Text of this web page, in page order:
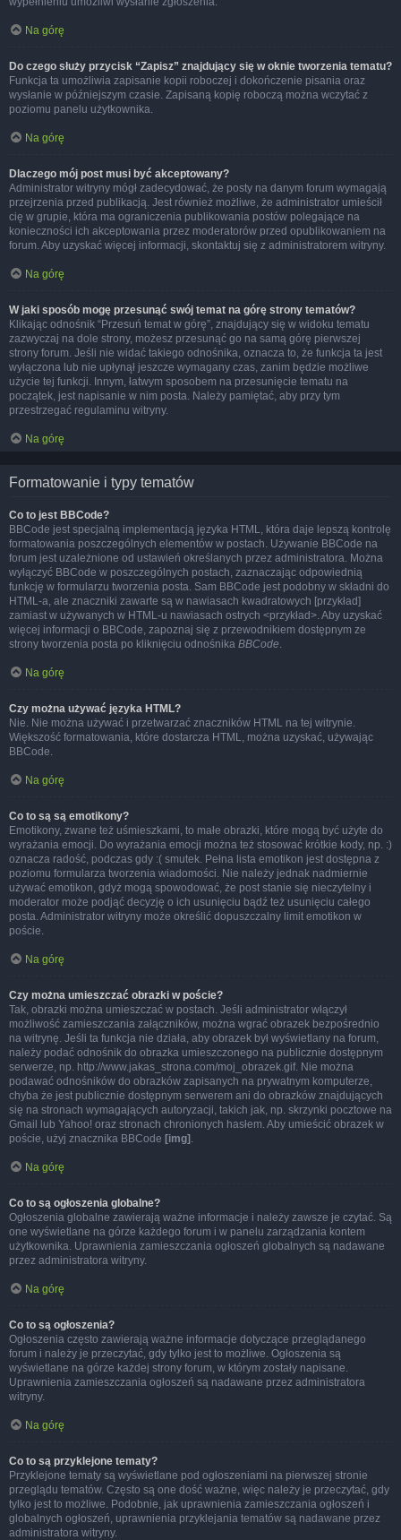
Na górę
Do czego służy przycisk “Zapisz” znajdujący się w oknie tworzenia tematu?
Funkcja ta umożliwia zapisanie kopii roboczej i dokończenie pisania oraz
wysłanie w późniejszym czasie. Zapisaną kopię roboczą można wczytać z
poziomu panelu użytkownika.
Na górę
Dlaczego mój post musi być akceptowany?
Administrator witryny mógł zadecydować, że posty na danym forum wymagają
przejrzenia przed publikacją. Jest również możliwe, że administrator umieścił
cię w grupie, która ma ograniczenia publikowania postów polegające na
konieczności ich akceptowania przez moderatorów przed opublikowaniem na
forum. Aby uzyskać więcej informacji, skontaktuj się z administratorem witryny.
Na górę
W jaki sposób mogę przesunąć swój temat na górę strony tematów?
Klikając odnośnik “Przesuń temat w górę”, znajdujący się w widoku tematu
zazwyczaj na dole strony, możesz przesunąć go na samą górę pierwszej
strony forum. Jeśli nie widać takiego odnośnika, oznacza to, że funkcja ta jest
wyłączona lub nie upłynął jeszcze wymagany czas, zanim będzie możliwe
użycie tej funkcji. Innym, łatwym sposobem na przesunięcie tematu na
początek, jest napisanie w nim posta. Należy pamiętać, aby przy tym
przestrzegać regulaminu witryny.
Na górę
Formatowanie i typy tematów
Co to jest BBCode?
BBCode jest specjalną implementacją języka HTML, która daje lepszą kontrolę
formatowania poszczególnych elementów w postach. Używanie BBCode na
forum jest uzależnione od ustawień określanych przez administratora. Można
wyłączyć BBCode w poszczególnych postach, zaznaczając odpowiednią
funkcję w formularzu tworzenia posta. Sam BBCode jest podobny w składni do
HTML-a, ale znaczniki zawarte są w nawiasach kwadratowych [przykład]
zamiast w używanych w HTML-u nawiasach ostrych <przykład>. Aby uzyskać
więcej informacji o BBCode, zapoznaj się z przewodnikiem dostępnym ze
strony tworzenia posta po kliknięciu odnośnika BBCode.
Na górę
Czy można używać języka HTML?
Nie. Nie można używać i przetwarzać znaczników HTML na tej witrynie.
Większość formatowania, które dostarcza HTML, można uzyskać, używając
BBCode.
Na górę
Co to są są emotikony?
Emotikony, zwane też uśmieszkami, to małe obrazki, które mogą być użyte do
wyrażania emocji. Do wyrażania emocji można też stosować krótkie kody, np. :)
oznacza radość, podczas gdy :( smutek. Pełna lista emotikon jest dostępna z
poziomu formularza tworzenia wiadomości. Nie należy jednak nadmiernie
używać emotikon, gdyż mogą spowodować, że post stanie się nieczytelny i
moderator może podjąć decyzję o ich usunięciu bądź też usunięciu całego
posta. Administrator witryny może określić dopuszczalny limit emotikon w
poście.
Na górę
Czy można umieszczać obrazki w poście?
Tak, obrazki można umieszczać w postach. Jeśli administrator włączył
możliwość zamieszczania załączników, można wgrać obrazek bezpośrednio
na witrynę. Jeśli ta funkcja nie działa, aby obrazek był wyświetlany na forum,
należy podać odnośnik do obrazka umieszczonego na publicznie dostępnym
serwerze, np. http://www.jakas_strona.com/moj_obrazek.gif. Nie można
podawać odnośników do obrazków zapisanych na prywatnym komputerze,
chyba że jest publicznie dostępnym serwerem ani do obrazków znajdujących
się na stronach wymagających autoryzacji, takich jak, np. skrzynki pocztowe na
Gmail lub Yahoo! oraz stronach chronionych hasłem. Aby umieścić obrazek w
poście, użyj znacznika BBCode [img] .
Na górę
Co to są ogłoszenia globalne?
Ogłoszenia globalne zawierają ważne informacje i należy zawsze je czytać. Są
one wyświetlane na górze każdego forum i w panelu zarządzania kontem
użytkownika. Uprawnienia zamieszczania ogłoszeń globalnych są nadawane
przez administratora witryny.
Na górę
Co to są ogłoszenia?
Ogłoszenia często zawierają ważne informacje dotyczące przeglądanego
forum i należy je przeczytać, gdy tylko jest to możliwe. Ogłoszenia są
wyświetlane na górze każdej strony forum, w którym zostały napisane.
Uprawnienia zamieszczania ogłoszeń są nadawane przez administratora
witryny.
Na górę
Co to są przyklejone tematy?
Przyklejone tematy są wyświetlane pod ogłoszeniami na pierwszej stronie
przeglądu tematów. Często są one dość ważne, więc należy je przeczytać, gdy
tylko jest to możliwe. Podobnie, jak uprawnienia zamieszczania ogłoszeń i
globalnych ogłoszeń, uprawnienia przyklejania tematów są nadawane przez
administratora witryny.